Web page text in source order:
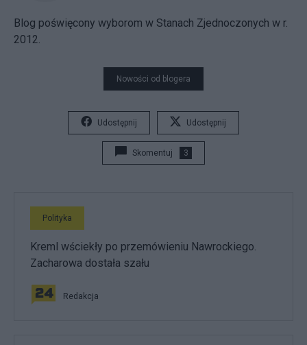
Blog poświęcony wyborom w Stanach Zjednoczonych w r.
2012.
Nowości od blogera
Udostępnij Udostępnij
Skomentuj 3
Polityka
Kreml wściekły po przemówieniu Nawrockiego.
Zacharowa dostała szału
Redakcja